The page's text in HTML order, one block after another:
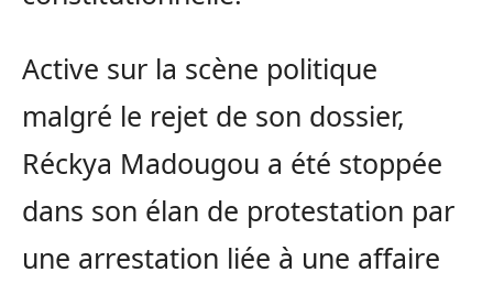
Active sur la scène politique
malgré le rejet de son dossier,
Réckya Madougou a été stoppée
dans son élan de protestation par
une arrestation liée à une affaire